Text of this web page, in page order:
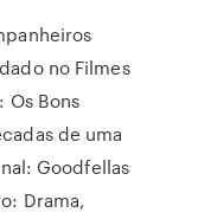
no Filmes
Os Bons
de uma
Goodfellas
Drama,